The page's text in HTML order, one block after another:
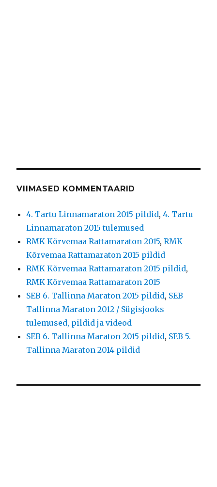
VIIMASED KOMMENTAARID
4. Tartu Linnamaraton 2015 pildid,4. Tartu
Linnamaraton 2015 tulemused
RMK Kõrvemaa Rattamaraton 2015,RMK
Kõrvemaa Rattamaraton 2015 pildid
RMK Kõrvemaa Rattamaraton 2015 pildid,
RMK Kõrvemaa Rattamaraton 2015
SEB 6. Tallinna Maraton 2015 pildid, SEB
Tallinna Maraton 2012 / Sügisjooks
tulemused, pildid ja videod
SEB 6. Tallinna Maraton 2015 pildid, SEB 5.
Tallinna Maraton 2014 pildid